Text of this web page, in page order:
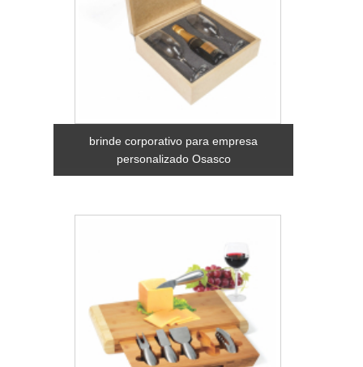
brinde corporativo para empresa
personalizado Osasco